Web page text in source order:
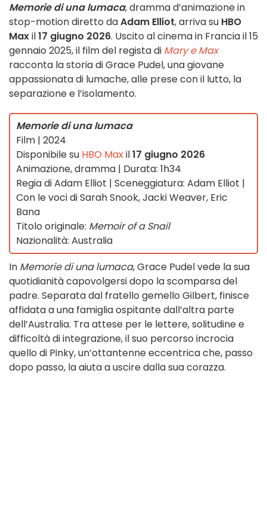
Memorie di una lumaca, dramma d’animazione in
stop-motion diretto daAdam Elliot, arriva su HBO
Maxil17 giugno 2026. Uscito al cinema in Francia il 15
gennaio 2025, il film del regista di Mary e Max
racconta la storia di Grace Pudel, una giovane
appassionata di lumache, alle prese con il lutto, la
separazione e l’isolamento.
Memorie di una lumaca
Film | 2024
Disponibile su HBO Maxil17 giugno 2026
Animazione, dramma | Durata: 1h34
Regia di Adam Elliot | Sceneggiatura: Adam Elliot |
Con le voci di Sarah Snook, Jacki Weaver, Eric
Bana
Titolo originale: Memoir of a Snail
Nazionalità: Australia
In Memorie di una lumaca, Grace Pudel vede la sua
quotidianità capovolgersi dopo la scomparsa del
padre. Separata dal fratello gemello Gilbert, finisce
affidata a una famiglia ospitante dall’altra parte
dell’Australia. Tra attese per le lettere, solitudine e
difficoltà di integrazione, il suo percorso incrocia
quello di Pinky, un’ottantenne eccentrica che, passo
dopo passo, la aiuta a uscire dalla sua corazza.